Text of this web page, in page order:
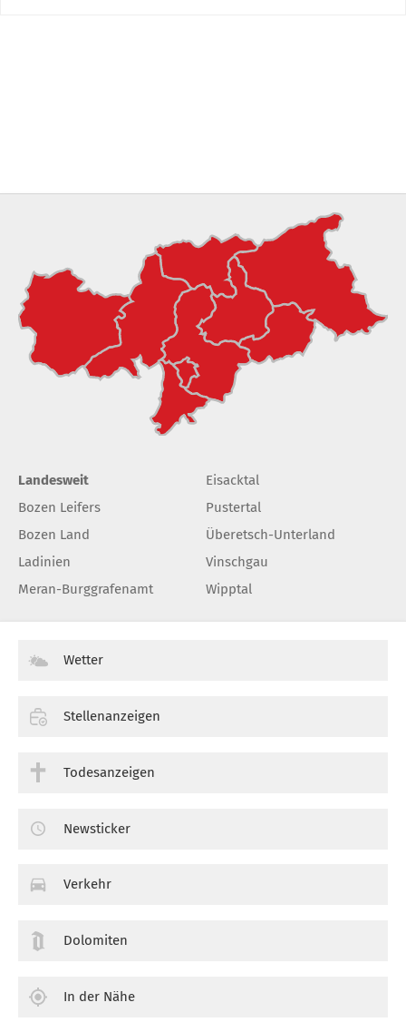
Landesweit
Bozen Leifers
Bozen Land
Ladinien
Meran-Burggrafenamt
Eisacktal
Pustertal
Überetsch-Unterland
Vinschgau
Wipptal
Wetter
Stellenanzeigen
Todesanzeigen
Newsticker
Verkehr
Dolomiten
In der Nähe